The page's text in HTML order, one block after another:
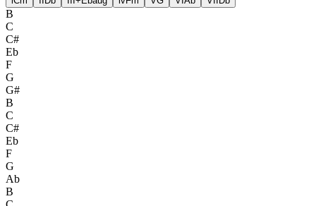
B
C
C#
Eb
F
G
G#
B
C
C#
Eb
F
G
Ab
B